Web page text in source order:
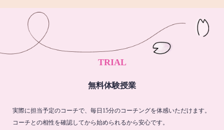
TRIAL
無料体験授業
実際に担当予定のコーチで、毎日15分のコーチングを体感いただけます。
コーチとの相性を確認してから始められるから安心です。